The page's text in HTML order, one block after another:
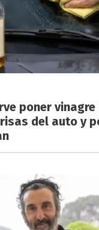
poner
del auto y